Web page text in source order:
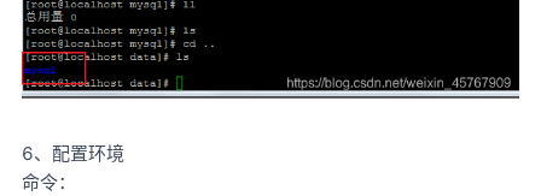
6、配置环境
命令：